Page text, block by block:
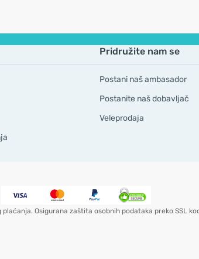
Pridružite nam se
Postani naš ambasador
Postanite naš dobavljač
Veleprodaja
plaćanja. Osigurana zaštita osobnih podataka preko SSL